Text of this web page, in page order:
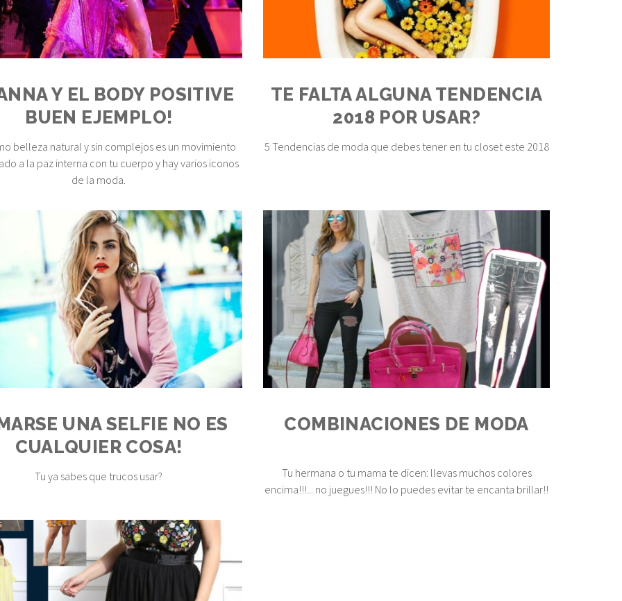
Y EL BODY POSITIVE
BUEN EJEMPLO!
belleza natural y sin complejos es un movimiento
a la paz interna con tu cuerpo y hay varios iconos
de la moda.
TE FALTA ALGUNA TENDENCIA
2018 POR USAR?
5 Tendencias de moda que debes tener en tu closet este 2018
UNA SELFIE NO ES
CUALQUIER COSA!
Tu ya sabes que trucos usar?
COMBINACIONES DE MODA
Tu hermana o tu mama te dicen: llevas muchos colores
encima!!!... no juegues!!! No lo puedes evitar te encanta brillar!!